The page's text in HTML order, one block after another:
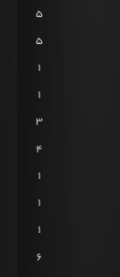
5
5
1
1
3
4
1
1
1
6